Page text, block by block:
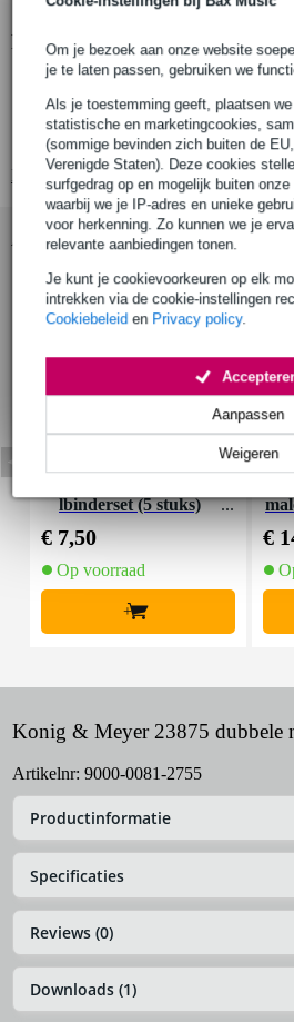
Om je bezoek aan onze website
je te laten passen, gebruiken we
Als je toestemming geeft, plaatsen
statistische en marketingcookies,
(sommige bevinden zich buiten de
Verenigde Staten). Deze cookies
surfgedrag op en mogelijk buiten
waarbij we je IP-adres en unieke
voor herkenning. Zo kunnen we je
relevante aanbiedingen tonen.
Je kunt je cookievoorkeuren op elk
intrekken via de cookie-instellingen
Cookiebeleid en Privacy policy.
Weigeren
Aanpassen
Productinformatie
Konig & Meyer 23875
dubbele monitorbeugel voor
draagvermogen: 8 kg (2x)
Bekijk alle productspecificaties
Accessoires (5)
lbinderset (5 stuks)
€ 7,50
Op voorraad
+
€
Konig & Meyer 23875 dubbele
Artikelnr: 9000-0081-2755
Productinformatie
Specificaties
Reviews (0)
Downloads (1)